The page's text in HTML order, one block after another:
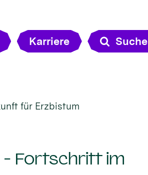
Karriere Suche
für Erzbistum
- Fortschritt im